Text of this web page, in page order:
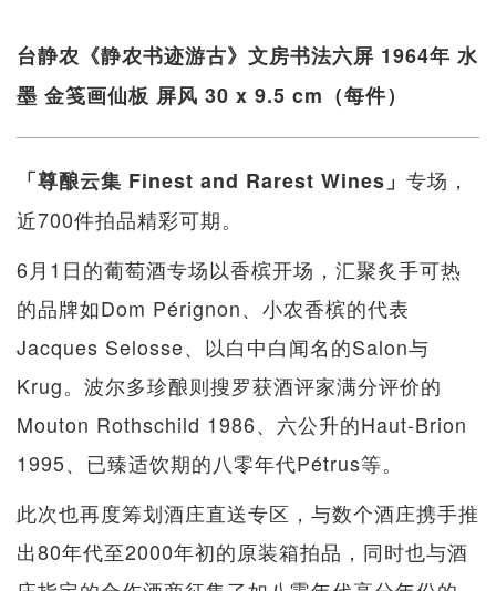
台静农《静农书迹游古》文房书法六屏 1964年 水
墨 金笺画仙板 屏风 30 x 9.5 cm（每件）
「尊酿云集 Finest and Rarest Wines」 专场，
近700件拍品精彩可期。
6月1日的葡萄酒专场以香槟开场，汇聚炙手可热
的品牌如Dom Pérignon、小农香槟的代表
Jacques Selosse、以白中白闻名的Salon与
Krug。波尔多珍酿则搜罗获酒评家满分评价的
Mouton Rothschild 1986、六公升的Haut-Brion
1995、已臻适饮期的八零年代Pétrus等。
此次也再度筹划酒庄直送专区，与数个酒庄携手推
出80年代至2000年初的原装箱拍品，同时也与酒